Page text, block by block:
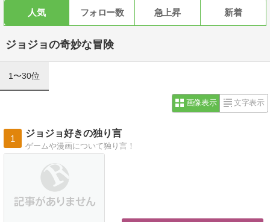
人気 フォロー数 急上昇 新着
ジョジョの奇妙な冒険
1〜30位
画像表示 文字表示
1
ジョジョ好きの独り言
ゲームや漫画について独り言！